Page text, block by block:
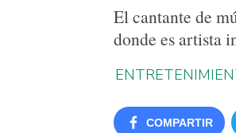
El cantante de
donde es artista
COMPARTIR